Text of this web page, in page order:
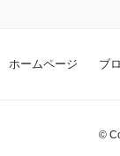
ホームページ ブ
©